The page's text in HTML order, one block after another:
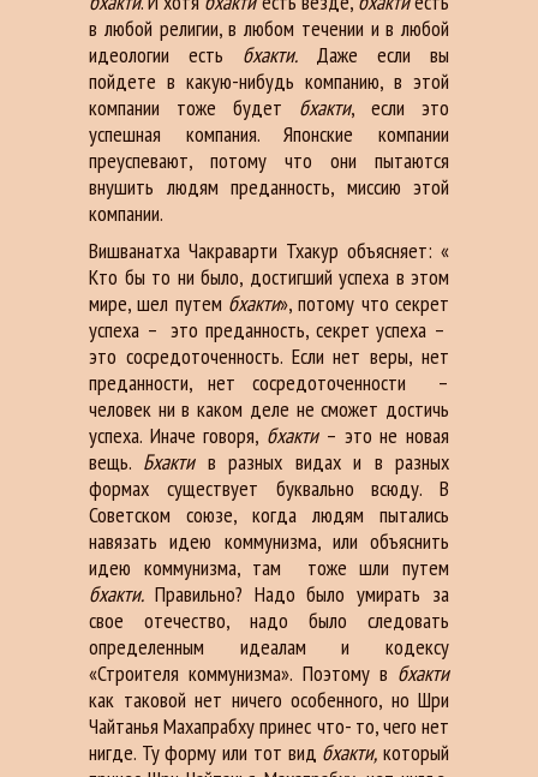
в любой религии, в любом течении и в любой
идеологии есть бхакти.Даже если вы
пойдете в какую-нибудь компанию, в этой
компании тоже будет бхакти, если это
успешная компания. Японские компании
преуспевают, потому что они пытаются
внушить людям преданность, миссию этой
компании.
Вишванатха Чакраварти Тхакур объясняет: «
Кто бы то ни было, достигший успеха в этом
мире, шел путем бхакти», потому что секрет
успеха – это преданность, секрет успеха –
это сосредоточенность. Если нет веры, нет
преданности, нет сосредоточенности –
человек ни в каком деле не сможет достичь
успеха. Иначе говоря, бхакти– это не новая
вещь. Бхактив разных видах и в разных
формах существует буквально всюду. В
Советском союзе, когда людям пытались
навязать идею коммунизма, или объяснить
идею коммунизма, там тоже шли путем
бхакти. Правильно? Надо было умирать за
свое отечество, надо было следовать
определенным идеалам и кодексу
«Строителя коммунизма». Поэтому в бхакти
как таковой нет ничего особенного, но Шри
Чайтанья Махапрабху принес что- то, чего нет
нигде. Ту форму или тот вид бхакти, который